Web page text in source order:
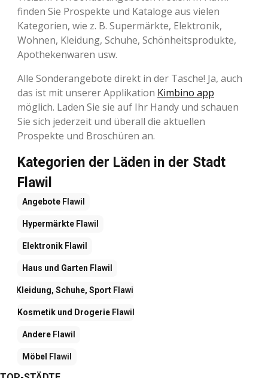
finden Sie Prospekte und Kataloge aus vielen
Kategorien, wie z. B. Supermärkte, Elektronik,
Wohnen, Kleidung, Schuhe, Schönheitsprodukte,
Apothekenwaren usw.
Alle Sonderangebote direkt in der Tasche! Ja, auch
das ist mit unserer Applikation Kimbino app
möglich. Laden Sie sie auf Ihr Handy und schauen
Sie sich jederzeit und überall die aktuellen
Prospekte und Broschüren an.
Kategorien der Läden in der Stadt
Flawil
Angebote Flawil
Hypermärkte Flawil
Elektronik Flawil
Haus und Garten Flawil
Kleidung, Schuhe, SportFlawil
Kosmetik und DrogerieFlawil
Andere Flawil
Möbel Flawil